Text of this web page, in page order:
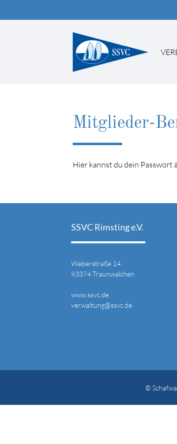
Mitglieder-
Hier kannst du dein Passwort
SSVC Rimsting e.V.
Weberstraße 14
83374 Traunwalchen
www.ssvc.de
verwaltung@ssvc.de
©